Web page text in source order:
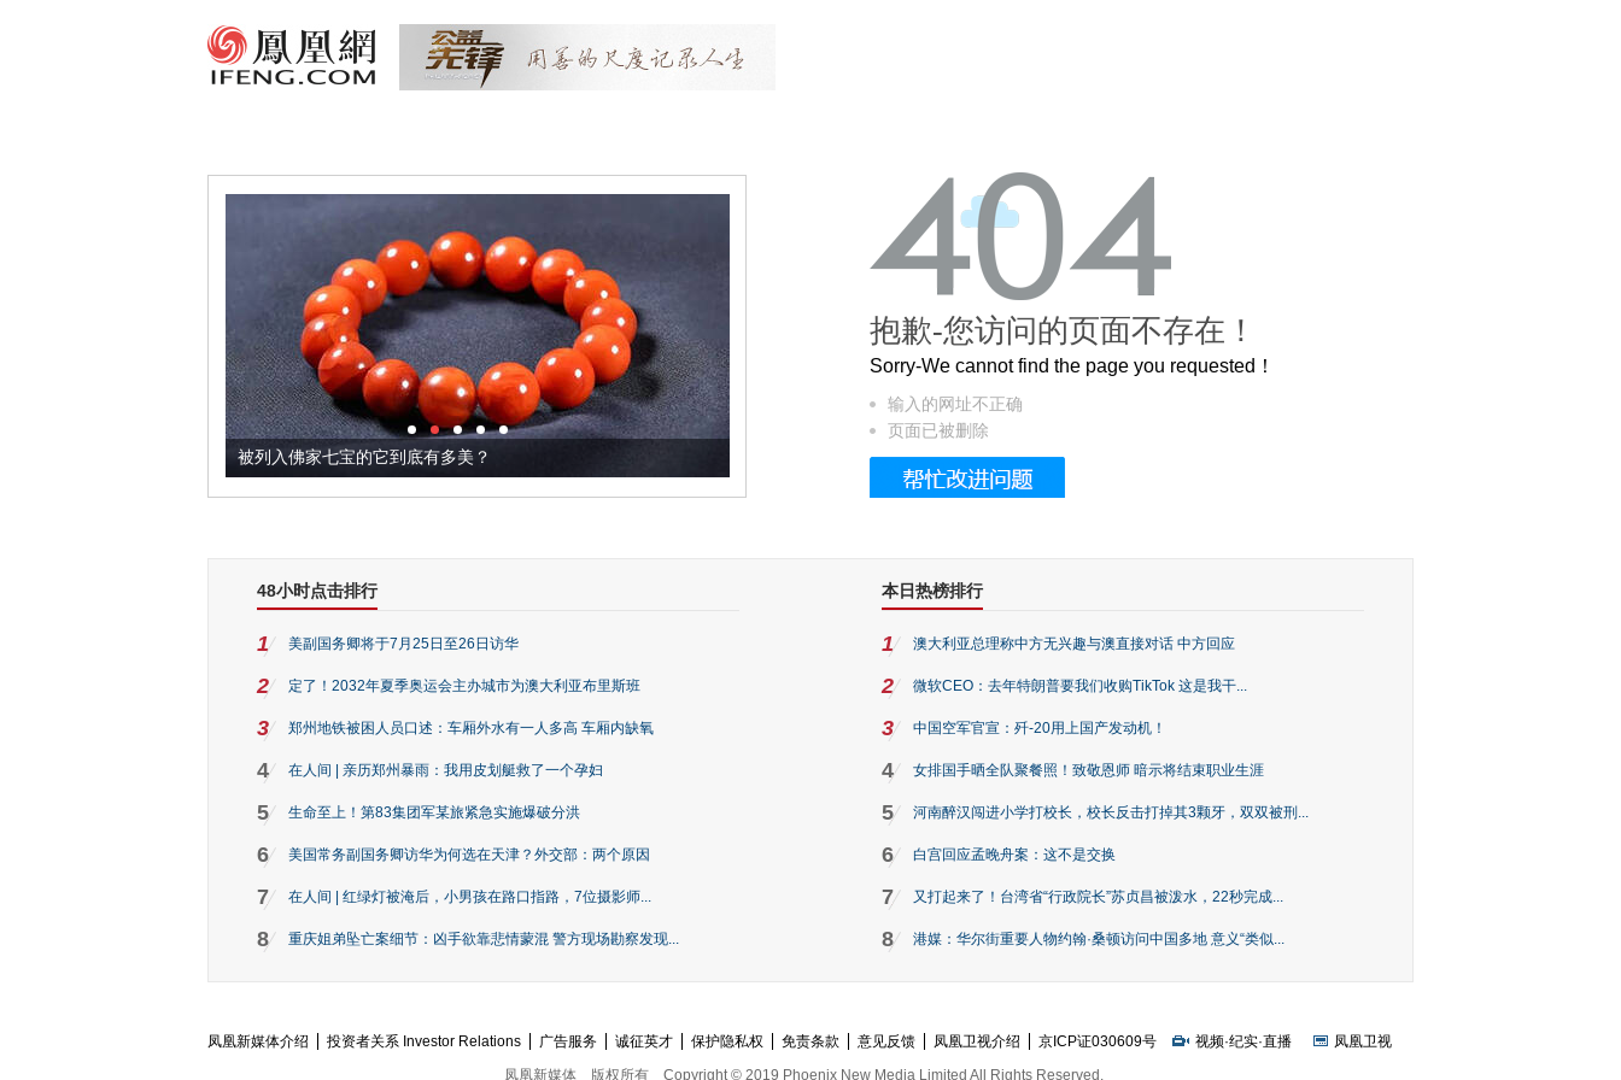
被列入佛家七宝的它到底有多美？ 这个3.2米的长卷，还原了600岁的紫禁城
抱歉-您访问的页面不存在！
Sorry-We cannot find the page you requested！
输入的网址不正确
页面已被删除
48小时点击排行
1 美副国务卿将于7月25日至26日访华
2 定了！2032年夏季奥运会主办城市为澳大利亚布里斯班
3 郑州地铁被困人员口述：车厢外水有一人多高 车厢内缺氧
4 在人间 | 亲历郑州暴雨：我用皮划艇救了一个孕妇
5 生命至上！第83集团军某旅紧急实施爆破分洪
6 美国常务副国务卿访华为何选在天津？外交部：两个原因
7 在人间 | 红绿灯被淹后，小男孩在路口指路，7位摄影师...
8 重庆姐弟坠亡案细节：凶手欲靠悲情蒙混 警方现场勘察发现...
本日热榜排行
1 澳大利亚总理称中方无兴趣与澳直接对话 中方回应
2 微软CEO：去年特朗普要我们收购TikTok 这是我干...
3 中国空军官宣：歼-20用上国产发动机！
4 女排国手晒全队聚餐照！致敬恩师 暗示将结束职业生涯
5 河南醉汉闯进小学打校长，校长反击打掉其3颗牙，双双被刑...
6 白宫回应孟晚舟案：这不是交换
7 又打起来了！台湾省“行政院长”苏贞昌被泼水，22秒完成...
8 港媒：华尔街重要人物约翰·桑顿访问中国多地 意义“类似...
凤凰新媒体介绍 投资者关系 Investor Relations 广告服务 诚征英才 保护隐私权 免责条款 意见反馈 凤凰卫视介绍 京ICP证030609号 视频·纪实·直播
凤凰卫视
凤凰新媒体
版权所有 Copyright © 2019 Phoenix New Media Limited All Rights Reserved.